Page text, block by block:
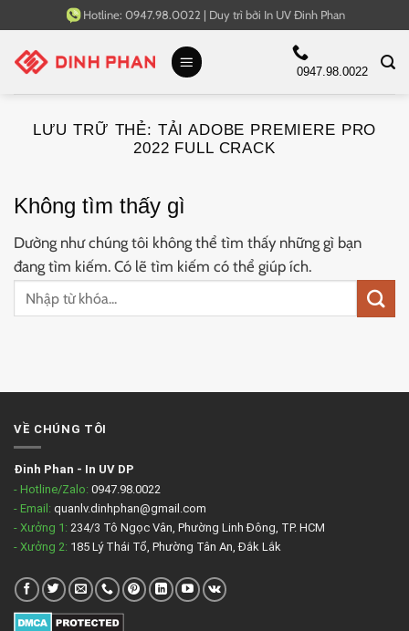
qua
nội
Hotline: 0947.98.0022 | Duy trì bởi In UV Đinh Phan
0947.98.0022
LƯU TRỮ THẺ: TẢI ADOBE PREMIERE PRO
2022 FULL CRACK
Không tìm thấy gì
Dường như chúng tôi không thể tìm thấy những gì bạn
đang tìm kiếm. Có lẽ tìm kiếm có thể giúp ích.
VỀ CHÚNG TÔI
Đinh Phan - In UV DP
- Hotline/Zalo: 0947.98.0022
- Email: quanlv.dinhphan@gmail.com
- Xưởng 1: 234/3 Tô Ngọc Vân, Phường Linh Đông, TP. HCM
- Xưởng 2: 185 Lý Thái Tổ, Phường Tân An, Đắk Lắk